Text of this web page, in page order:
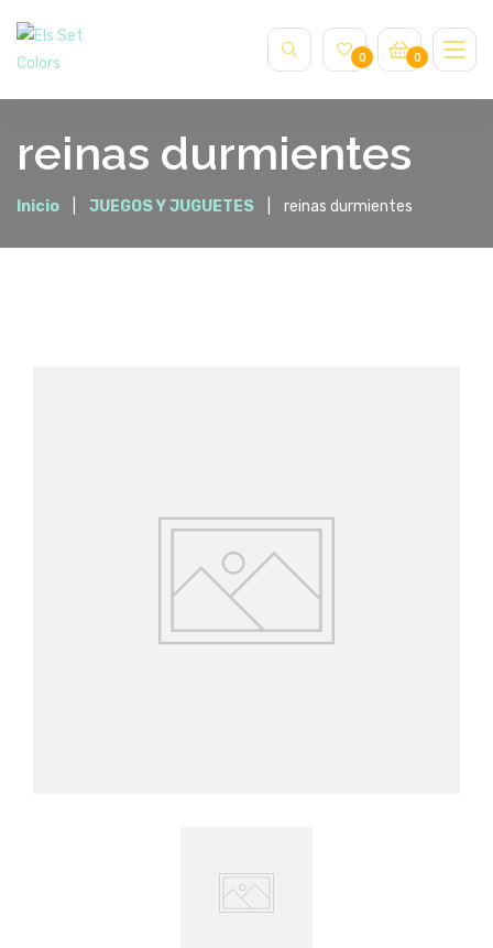
0 0
reinas durmientes
Inicio JUEGOS Y JUGUETES reinas durmientes